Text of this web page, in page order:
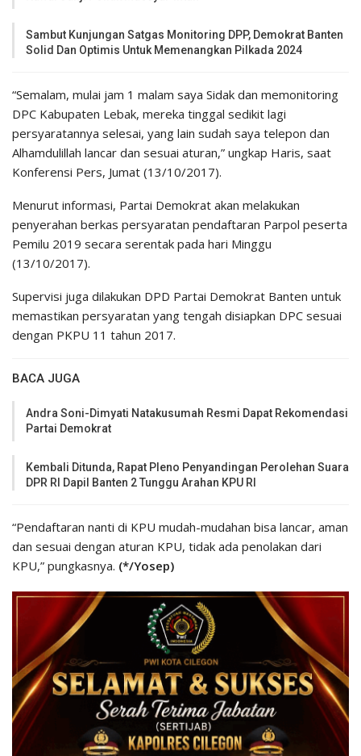
Sambut Kunjungan Satgas Monitoring DPP, Demokrat Banten
Solid Dan Optimis Untuk Memenangkan Pilkada 2024
“Semalam, mulai jam 1 malam saya Sidak dan memonitoring
DPC Kabupaten Lebak, mereka tinggal sedikit lagi
persyaratannya selesai, yang lain sudah saya telepon dan
Alhamdulillah lancar dan sesuai aturan,” ungkap Haris, saat
Konferensi Pers, Jumat (13/10/2017).
Menurut informasi, Partai Demokrat akan melakukan
penyerahan berkas persyaratan pendaftaran Parpol peserta
Pemilu 2019 secara serentak pada hari Minggu
(13/10/2017).
Supervisi juga dilakukan DPD Partai Demokrat Banten untuk
memastikan persyaratan yang tengah disiapkan DPC sesuai
dengan PKPU 11 tahun 2017.
BACA JUGA
Andra Soni-Dimyati Natakusumah Resmi Dapat Rekomendasi
Partai Demokrat
Kembali Ditunda, Rapat Pleno Penyandingan Perolehan Suara
DPR RI Dapil Banten 2 Tunggu Arahan KPU RI
“Pendaftaran nanti di KPU mudah-mudahan bisa lancar, aman
dan sesuai dengan aturan KPU, tidak ada penolakan dari
KPU,” pungkasnya. (*/Yosep)